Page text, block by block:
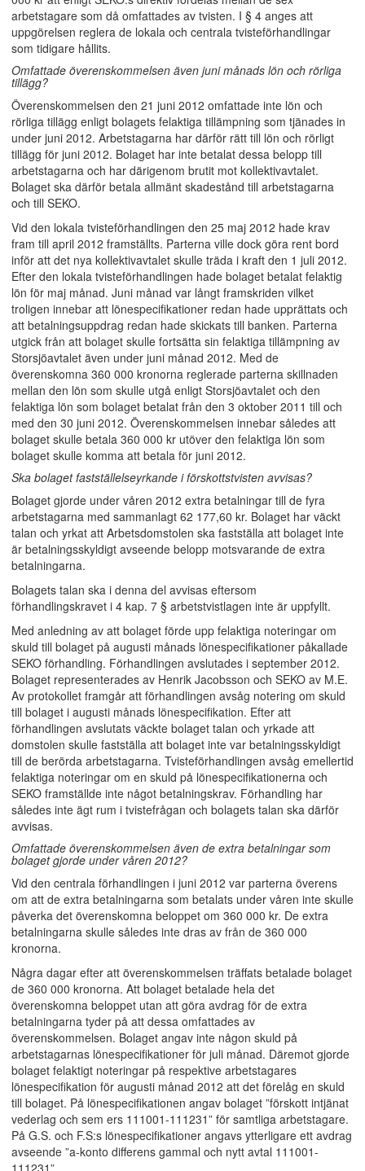
arbetstagare som då omfattades av tvisten. I § 4 anges att
uppgörelsen reglera de lokala och centrala tvisteförhandlingar
som tidigare hållits.
Omfattade överenskommelsen även juni månads lön och rörliga
tillägg?
Överenskommelsen den 21 juni 2012 omfattade inte lön och
rörliga tillägg enligt bolagets felaktiga tillämpning som tjänades in
under juni 2012. Arbetstagarna har därför rätt till lön och rörligt
tillägg för juni 2012. Bolaget har inte betalat dessa belopp till
arbetstagarna och har därigenom brutit mot kollektivavtalet.
Bolaget ska därför betala allmänt skadestånd till arbetstagarna
och till SEKO.
Vid den lokala tvisteförhandlingen den 25 maj 2012 hade krav
fram till april 2012 framställts. Parterna ville dock göra rent bord
inför att det nya kollektivavtalet skulle träda i kraft den 1 juli 2012.
Efter den lokala tvisteförhandlingen hade bolaget betalat felaktig
lön för maj månad. Juni månad var långt framskriden vilket
troligen innebar att lönespecifikationer redan hade upprättats och
att betalningsuppdrag redan hade skickats till banken. Parterna
utgick från att bolaget skulle fortsätta sin felaktiga tillämpning av
Storsjöavtalet även under juni månad 2012. Med de
överenskomna 360 000 kronorna reglerade parterna skillnaden
mellan den lön som skulle utgå enligt Storsjöavtalet och den
felaktiga lön som bolaget betalat från den 3 oktober 2011 till och
med den 30 juni 2012. Överenskommelsen innebar således att
bolaget skulle betala 360 000 kr utöver den felaktiga lön som
bolaget skulle komma att betala för juni 2012.
Ska bolaget fastställelseyrkande i förskottstvisten avvisas?
Bolaget gjorde under våren 2012 extra betalningar till de fyra
arbetstagarna med sammanlagt 62 177,60 kr. Bolaget har väckt
talan och yrkat att Arbetsdomstolen ska fastställa att bolaget inte
är betalningsskyldigt avseende belopp motsvarande de extra
betalningarna.
Bolagets talan ska i denna del avvisas eftersom
förhandlingskravet i 4 kap. 7 § arbetstvistlagen inte är uppfyllt.
Med anledning av att bolaget förde upp felaktiga noteringar om
skuld till bolaget på augusti månads lönespecifikationer påkallade
SEKO förhandling. Förhandlingen avslutades i september 2012.
Bolaget representerades av Henrik Jacobsson och SEKO av M.E.
Av protokollet framgår att förhandlingen avsåg notering om skuld
till bolaget i augusti månads lönespecifikation. Efter att
förhandlingen avslutats väckte bolaget talan och yrkade att
domstolen skulle fastställa att bolaget inte var betalningsskyldigt
till de berörda arbetstagarna. Tvisteförhandlingen avsåg emellertid
felaktiga noteringar om en skuld på lönespecifikationerna och
SEKO framställde inte något betalningskrav. Förhandling har
således inte ägt rum i tvistefrågan och bolagets talan ska därför
avvisas.
Omfattade överenskommelsen även de extra betalningar som
bolaget gjorde under våren 2012?
Vid den centrala förhandlingen i juni 2012 var parterna överens
om att de extra betalningarna som betalats under våren inte skulle
påverka det överenskomna beloppet om 360 000 kr. De extra
betalningarna skulle således inte dras av från de 360 000
kronorna.
Några dagar efter att överenskommelsen träffats betalade bolaget
de 360 000 kronorna. Att bolaget betalade hela det
överenskomna beloppet utan att göra avdrag för de extra
betalningarna tyder på att dessa omfattades av
överenskommelsen. Bolaget angav inte någon skuld på
arbetstagarnas lönespecifikationer för juli månad. Däremot gjorde
bolaget felaktigt noteringar på respektive arbetstagares
lönespecifikation för augusti månad 2012 att det förelåg en skuld
till bolaget. På lönespecifikationen angav bolaget ”förskott intjänat
vederlag och sem ers 111001-111231” för samtliga arbetstagare.
På G.S. och F.S:s lönespecifikationer angavs ytterligare ett avdrag
avseende ”a-konto differens gammal och nytt avtal 111001-
111231”.